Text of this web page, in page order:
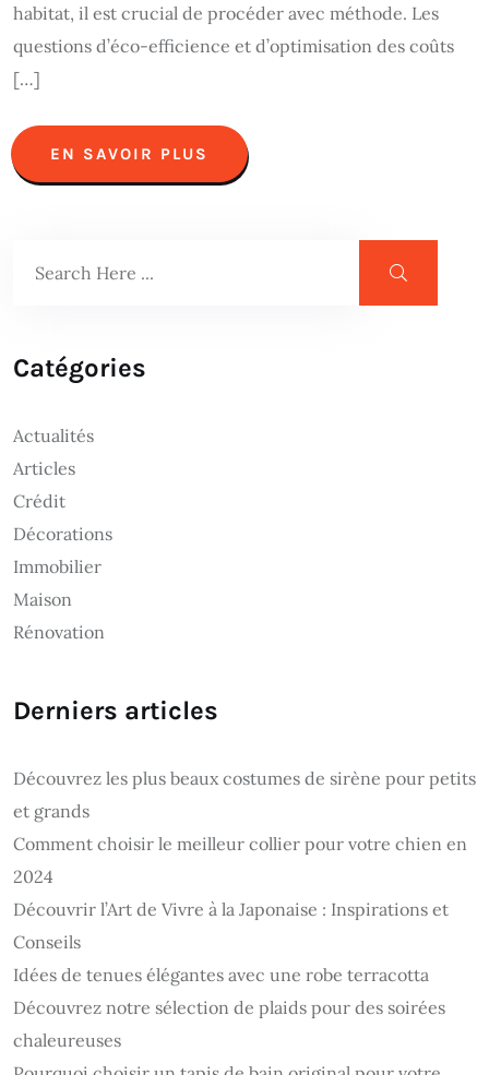
habitat, il est crucial de procéder avec méthode. Les
questions d’éco-efficience et d’optimisation des coûts
[…]
EN SAVOIR PLUS
Catégories
Actualités
Articles
Crédit
Décorations
Immobilier
Maison
Rénovation
Derniers articles
Découvrez les plus beaux costumes de sirène pour petits
et grands
Comment choisir le meilleur collier pour votre chien en
2024
Découvrir l’Art de Vivre à la Japonaise : Inspirations et
Conseils
Idées de tenues élégantes avec une robe terracotta
Découvrez notre sélection de plaids pour des soirées
chaleureuses